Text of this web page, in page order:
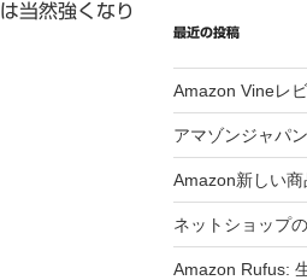
当然強くなり
最近の投稿
Amazon Vineレ
アマゾンジャパ
Amazon新しい
ネットショップ
Amazon Rufus: